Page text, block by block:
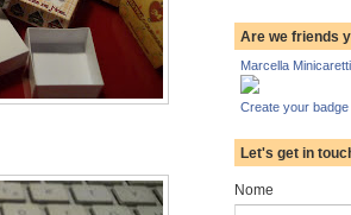
Are we friends
Marcella Minicaretti
Create your badge
Let's get in
Nome